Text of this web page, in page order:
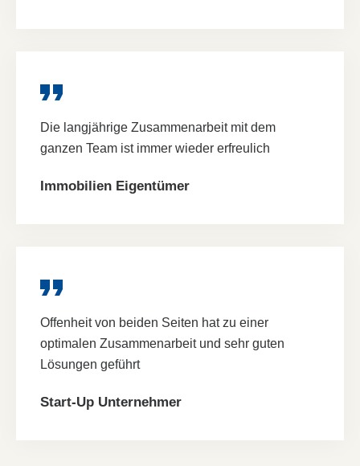
Die langjährige Zusammenarbeit mit dem
ganzen Team ist immer wieder erfreulich
Immobilien Eigentümer
Offenheit von beiden Seiten hat zu einer
optimalen Zusammenarbeit und sehr guten
Lösungen geführt
Start-Up Unternehmer